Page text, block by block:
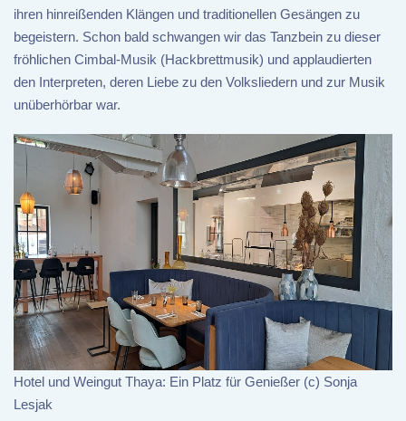
ihren hinreißenden Klängen und traditionellen Gesängen zu
begeistern. Schon bald schwangen wir das Tanzbein zu dieser
fröhlichen Cimbal-Musik (Hackbrettmusik) und applaudierten
den Interpreten, deren Liebe zu den Volksliedern und zur Musik
unüberhörbar war.
Hotel und Weingut Thaya: Ein Platz für Genießer (c) Sonja
Lesjak